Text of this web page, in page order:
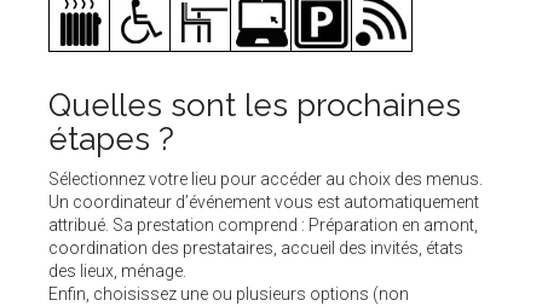
Quelles sont les prochaines
étapes ?
Sélectionnez votre lieu pour accéder au choix des menus.
Un coordinateur d’événement vous est automatiquement
attribué. Sa prestation comprend : Préparation en amont,
coordination des prestataires, accueil des invités, états
des lieux, ménage.
Enfin, choisissez une ou plusieurs options (non